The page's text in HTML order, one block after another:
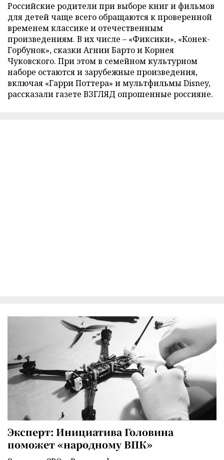
Российские родители при выборе книг и фильмов
для детей чаще всего обращаются к проверенной
временем классике и отечественным
произведениям. В их числе – «Фиксики», «Конек-
Горбунок», сказки Агнии Барто и Корнея
Чуковского. При этом в семейном культурном
наборе остаются и зарубежные произведения,
включая «Гарри Поттера» и мультфильмы Disney,
рассказали газете ВЗГЛЯД опрошенные россияне.
Эксперт: Инициатива Головина
поможет «народному ВПК»